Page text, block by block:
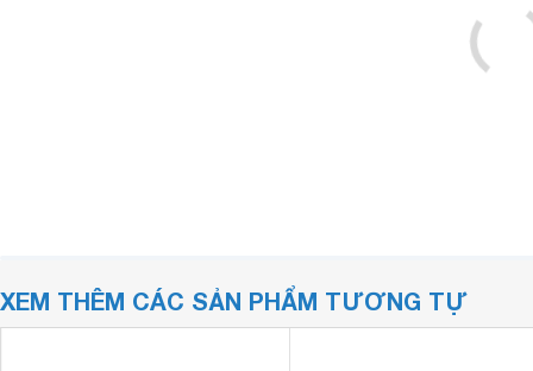
XEM THÊM CÁC SẢN PHẨM TƯƠNG TỰ